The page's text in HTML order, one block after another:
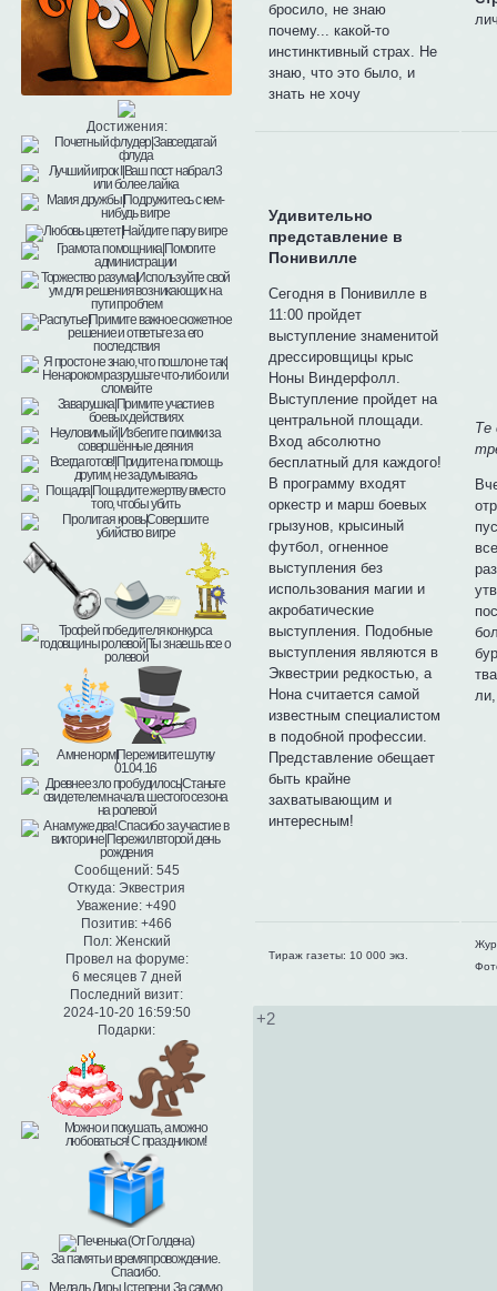
Достижения:
Сообщений:545
Откуда: Эквестрия
Уважение: +490
Позитив: +466
Пол:Женский
Провел на форуме:
6 месяцев 7 дней
Последний визит:
2024-10-20 16:59:50
Подарки:
бросило, не знаю
почему... какой-то
инстинктивный страх. Не
знаю, что это было, и
знать не хочу
Удивительно
представление в
Понивилле
Сегодня в Понивилле в
11:00 пройдет
выступление знаменитой
дрессировщицы крыс
Ноны Виндерфолл.
Выступление пройдет на
центральной площади.
Вход абсолютно
бесплатный для каждого!
В программу входят
оркестр и марш боевых
грызунов, крысиный
футбол, огненное
выступления без
использования магии и
акробатические
выступления. Подобные
выступления являются в
Эквестрии редкостью, а
Нона считается самой
известным специалистом
в подобной профессии.
Представление обещает
быть крайне
захватывающим и
интересным!
Те
Тираж газеты: 10 000 экз.
+2